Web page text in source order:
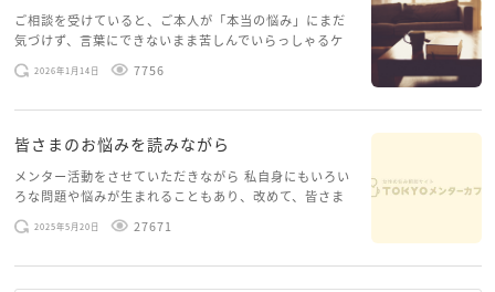
ご相談を受けていると、ご本人が「本当の悩み」にまだ
気づけず、言葉にできないまま苦しんでいらっしゃるケ
ースがありますお悩みというのは、心の深いところ（深
層心理）に触れることで、まったく違う角度から解決の
2026年1月14日 7756
皆さまのお悩みを読みながら
メンター活動をさせていただきながら 私自身にもいろい
ろな問題や悩みが生まれることもあり、改めて、皆さま
のお悩みを読みながら 「みんな、もがいてる。わたし
だけじゃないんだな」と、逆に励まされるような日々で
2025年5月20日 27671